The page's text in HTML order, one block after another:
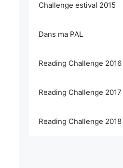
Challenge estival 2015
Dans ma PAL
Reading Challenge 2016
Reading Challenge 2017
Reading Challenge 2018